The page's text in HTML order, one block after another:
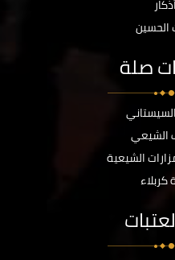
الحسين
صلة
الشيعي
الشيعية